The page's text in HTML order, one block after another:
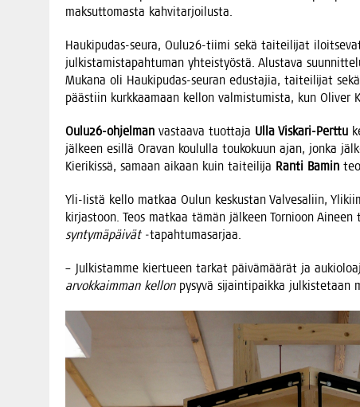
mak­sut­to­mas­ta kahvitarjoilusta.
Hau­ki­pu­das-seu­ra, Oulu26-tii­mi sekä tai­tei­li­jat
jul­kis­ta­mis­ta­pah­tu­man yhteis­työs­tä. Alus­ta­va
Muka­na oli Hau­ki­pu­das-seu­ran edus­ta­jia, tai­tei­li­jat
pääs­tiin kurk­kaa­maan kel­lon val­mis­tu­mis­ta, kun Oli­ver
Oulu26-ohjel­man vas­taa­va tuot­ta­ja Ulla Vis­ka­ri-Pert­tu
jäl­keen esil­lä Ora­van kou­lul­la tou­ko­kuun ajan, jon­ka
Kie­ri­kis­sä, samaan aikaan kuin tai­tei­li­ja Ran­ti Bamin
Yli-Iis­tä kel­lo mat­kaa Oulun kes­kus­tan Val­ve­sa­liin,
kir­jas­toon. Teos mat­kaa tämän jäl­keen Tor­nioon
syn­ty­mä­päi­vät‑tapah­tu­ma­sar­jaa.
– Jul­kis­tam­me kier­tu­een tar­kat päi­vä­mää­rät ja
arvok­kaim­man kel­lonpysy­vä sijain­ti­paik­ka jul­kis­te­taan